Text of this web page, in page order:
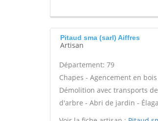
Pitaud sma (sarl) Aiffres
Artisan
Département: 79
Chapes - Agencement en
Démolition avec transports
d'arbre - Abri de jardin -